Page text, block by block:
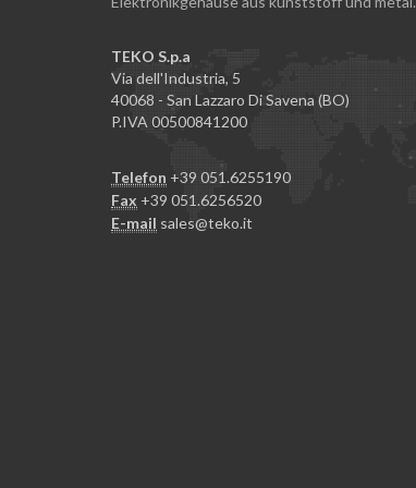
TEKO S.p.a
Via dell'Industria, 5
40068 - San Lazzaro Di Savena (BO)
P.IVA 00500841200
Telefon +39 051.6255190
Fax +39 051.6256520
E-mail sales@teko.it